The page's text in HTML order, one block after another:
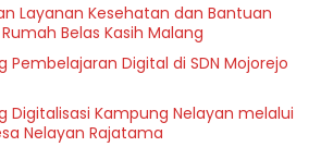
Layanan Kesehatan dan Bantuan
Belas Kasih Malang
Pembelajaran Digital di SDN Mojorejo
Digitalisasi Kampung Nelayan melalui
Nelayan Rajatama